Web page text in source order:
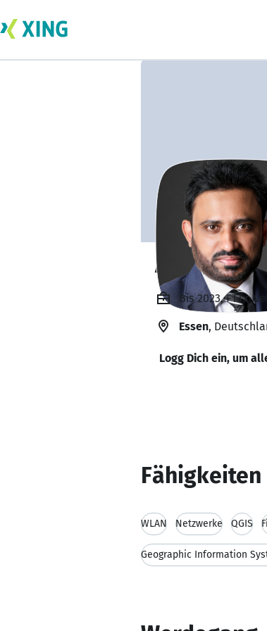
AKM
Bis 2023, FTTx
Essen,
Logg Dich ein, um
WLAN Netzwerke QGIS
Geographic Information